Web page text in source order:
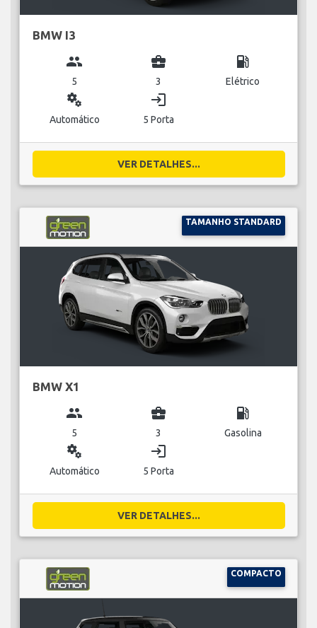
BMW I3
group
5
business_center
3
local_gas_station
Elétrico
miscellaneous_services
Automático
login
5 Porta
VER DETALHES...
TAMANHO STANDARD
BMW X1
group
5
business_center
3
local_gas_station
Gasolina
miscellaneous_services
Automático
login
5 Porta
VER DETALHES...
COMPACTO